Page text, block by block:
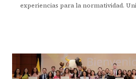
experiencias para la normatividad.